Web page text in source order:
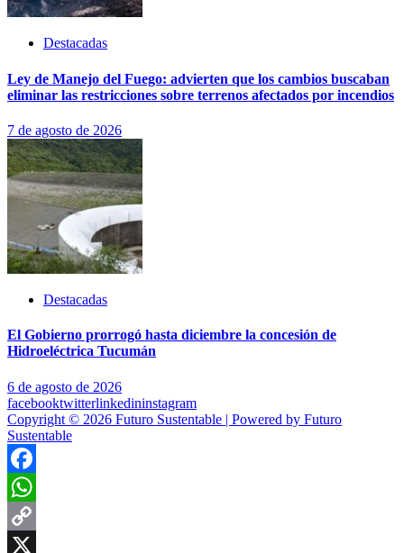
Destacadas
Ley de Manejo del Fuego: advierten que los cambios buscaban
eliminar las restricciones sobre terrenos afectados por incendios
7 de agosto de 2026
Destacadas
El Gobierno prorrogó hasta diciembre la concesión de
Hidroeléctrica Tucumán
6 de agosto de 2026
facebooktwitterlinkedininstagram
Copyright © 2026 Futuro Sustentable | Powered by Futuro
Sustentable
Facebook
WhatsApp
Copy